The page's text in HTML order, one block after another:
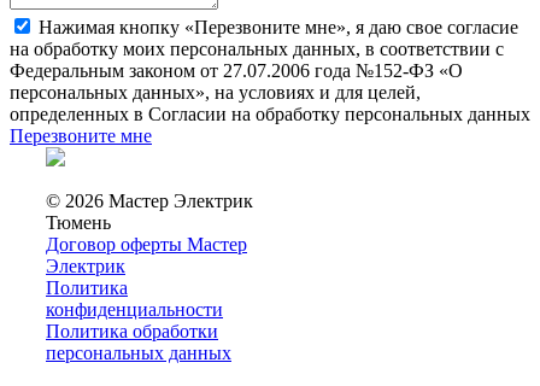
Нажимая кнопку «Перезвоните мне», я даю свое согласие
на обработку моих персональных данных, в соответствии с
Федеральным законом от 27.07.2006 года №152-ФЗ «О
персональных данных», на условиях и для целей,
определенных в Согласии на обработку персональных данных
Перезвоните мне
© 2026 Мастер Электрик
Тюмень
Договор оферты Мастер
Электрик
Политика
конфиденциальности
Политика обработки
персональных данных